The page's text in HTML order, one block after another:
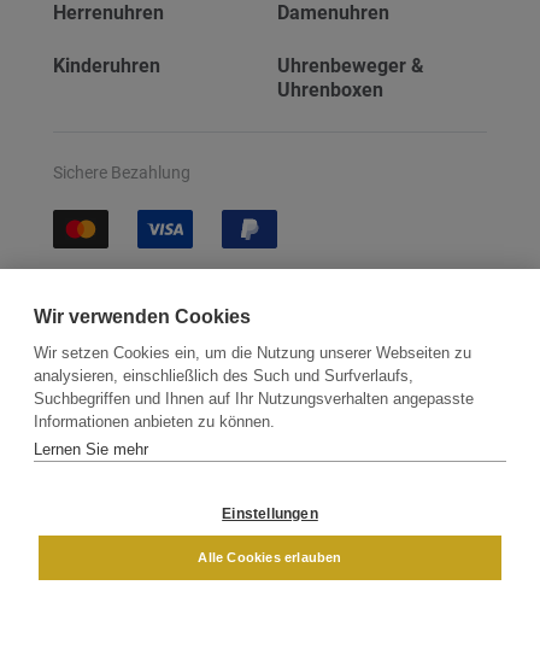
Herrenuhren Damenuhren
Kinderuhren
Uhrenbeweger &
Uhrenboxen
Sichere Bezahlung
Kontakt Newsletter Partner
Versand
DAMEN
Wir verwenden Cookies
Wir setzen Cookies ein, um die Nutzung unserer Webseiten zu
analysieren, einschließlich des Such und Surfverlaufs,
Suchbegriffen und Ihnen auf Ihr Nutzungsverhalten angepasste
Informationen anbieten zu können.
Lernen Sie mehr
Einstellungen
Alle Cookies erlauben